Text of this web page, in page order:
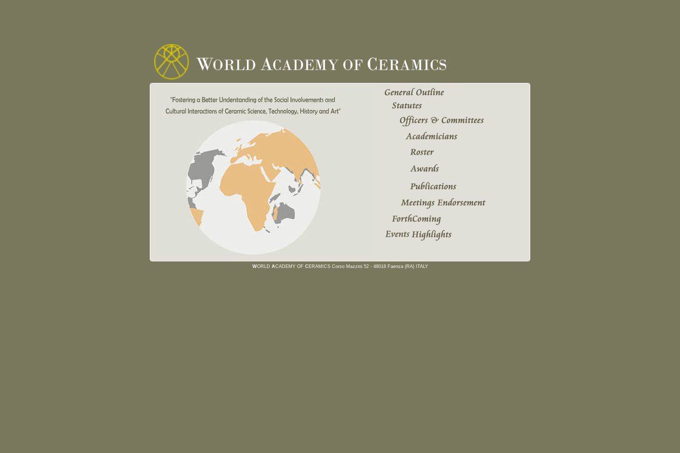
WORLD ACADEMY OF C ERAMICS Corso Mazzini 52 - 48018 Faenza (RA) ITALY